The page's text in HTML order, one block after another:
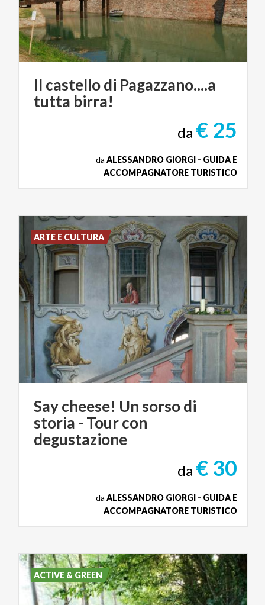
Il castellodi Pagazzano....a
tutta birra!
da € 25
da ALESSANDRO GIORGI - GUIDA E
ACCOMPAGNATORE TURISTICO
Say cheese! Un sorso di
storia - Tour con
degustazione
da € 30
da ALESSANDRO GIORGI - GUIDA E
ACCOMPAGNATORE TURISTICO
ARTE E CULTURA
ACTIVE & GREEN